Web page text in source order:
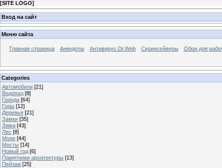
[SITE LOGO]
Вход на сайт
Меню сайта
Главная страница Анекдоты Антивирус Dr.Web Скринсейверы Обои для
Categories
Автомобили [21]
Водопад [8]
Города [64]
Горы [12]
Деревья [21]
Замки [35]
Зима [43]
Лес [8]
Море [44]
Мосты [14]
Новый год [6]
Памятники архитектуры [13]
Пейзаж [25]